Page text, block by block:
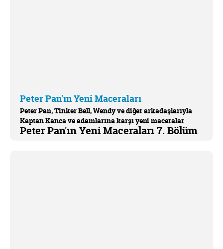
Peter Pan'ın Yeni Maceraları
Peter Pan, Tinker Bell, Wendy ve diğer arkadaşlarıyla
Kaptan Kanca ve adamlarına karşı yeni maceralar
yaşamaya devam ediyor.
Peter Pan'ın Yeni Maceraları 7. Bölüm